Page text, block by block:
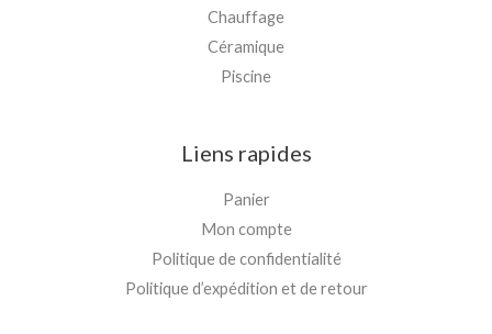
Chauffage
Céramique
Piscine
Liens rapides
Panier
Mon compte
Politique de confidentialité
Politique d’expédition et de retour